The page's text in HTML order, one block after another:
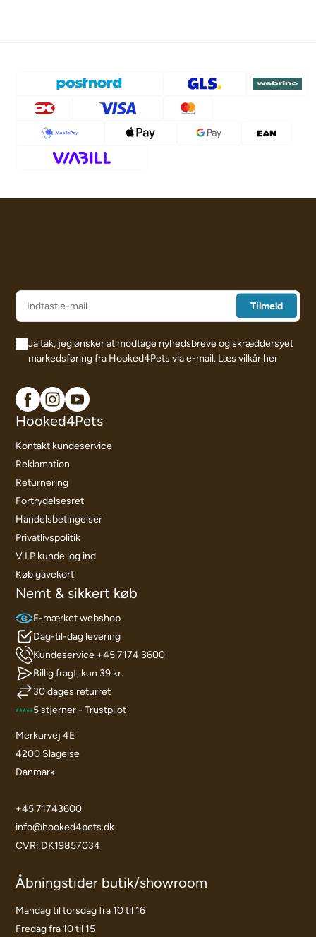
Ja tak, jeg ønsker at modtage nyhedsbreve og skræddersyet
markedsføring fra Hooked4Pets via e-mail. Læs vilkår her
Hooked4Pets
Kontakt kundeservice
Reklamation
Returnering
Fortrydelsesret
Handelsbetingelser
Privatlivspolitik
V.I.P kunde log ind
Køb gavekort
Nemt & sikkert køb
E-mærket webshop
Dag-til-dag levering
Kundeservice +45 7174 3600
Billig fragt, kun 39 kr.
30 dages returret
5 stjerner - Trustpilot
Merkurvej 4E
4200 Slagelse
Danmark
+45 71743600
info@hooked4pets.dk
CVR: DK19857034
Åbningstider butik/showroom
Mandag til torsdag fra 10 til 16
Fredag fra 10 til 15